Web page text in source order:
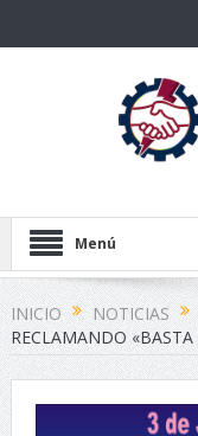
Menú
INICIO NOTICIAS
RECLAMANDO